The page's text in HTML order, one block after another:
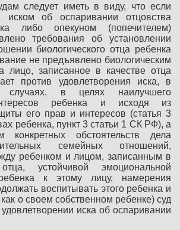
следует иметь в виду, что если
иском об оспаривании отцовства
либо опекуном (попечителем)
требования об установлении
биологического отца ребенка
не предъявлено биологическим
лицо, записанное в качестве отца
против удовлетворения иска, в
случаях, в целях наилучшего
ребенка и исходя из
его прав и интересов (статья 3
ребенка, пункт 3 статьи 1 СК РФ), а
обстоятельств дела
семейных отношений,
ребенком и лицом, записанным в
устойчивой эмоциональной
к этому лицу, намерения
воспитывать этого ребенка и
о своем собственном ребенке) суд
иска об оспаривании